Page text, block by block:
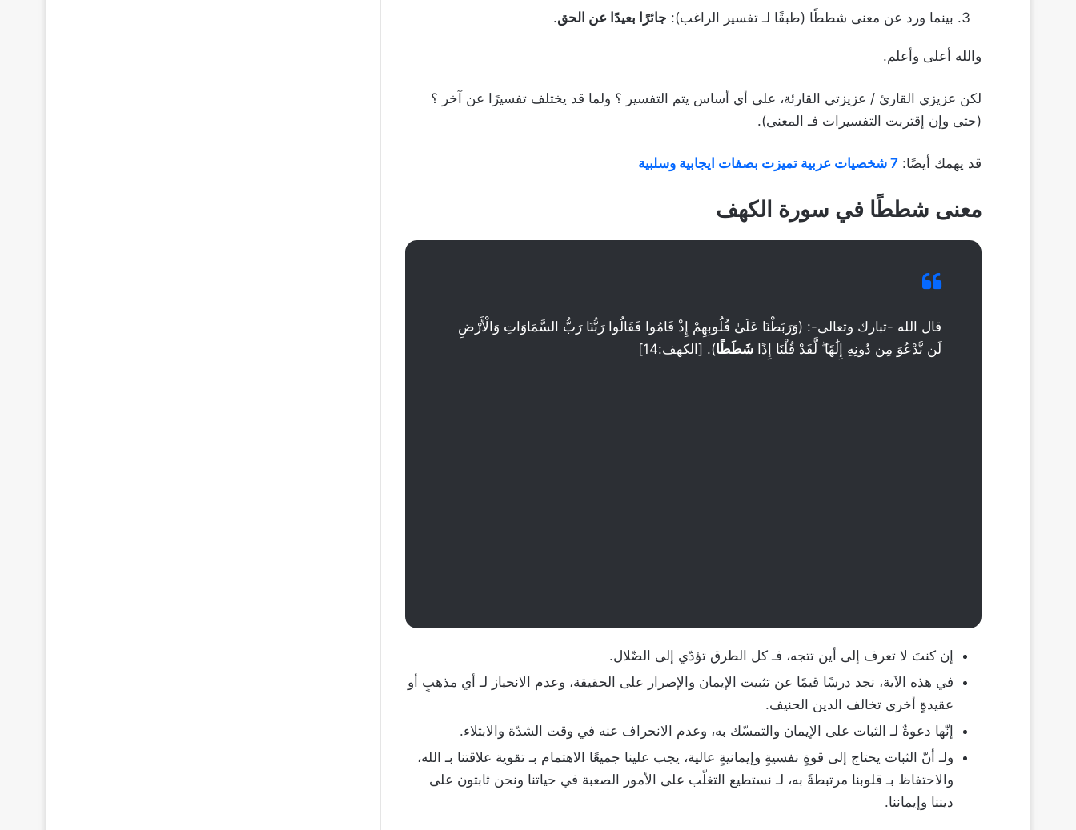
بينما ورد عن معنى شططًا (طبقًا لـ تفسير الراغب): جائرًا بعيدًا عن الحق.
والله أعلى وأعلم.
لكن عزيزي القارئ / عزيزتي القارئة، على أي أساس يتم التفسير ؟ ولما قد يختلف تفسيرًا عن آخر ؟
(حتى وإن إقتربت التفسيرات فـ المعنى).
قد يهمك أيضًا: 7 شخصيات عربية تميزت بصفات ايجابية وسلبية
معنى شططًا في سورة الكهف
قال الله -تبارك وتعالى-: (وَرَبَطْنَا عَلَىٰ قُلُوبِهِمْ إِذْ قَامُوا فَقَالُوا رَبُّنَا رَبُّ السَّمَاوَاتِ وَالْأَرْضِ
لَن نَّدْعُوَ مِن دُونِهِ إِلَٰهًا ۖ لَّقَدْ قُلْنَا إِذًا شَطَطًا). [الكهف:14]
إن كنتَ لا تعرف إلى أين تتجه، فـ كل الطرق تؤدّي إلى الضّلال.
في هذه الآية، نجد درسًا قيمًا عن تثبيت الإيمان والإصرار على الحقيقة، وعدم الانحياز لـ أي مذهبٍ أو
عقيدةٍ أخرى تخالف الدين الحنيف.
إنّها دعوةٌ لـ الثبات على الإيمان والتمسّك به، وعدم الانحراف عنه في وقت الشدّة والابتلاء.
ولـ أنّ الثبات يحتاج إلى قوةٍ نفسيةٍ وإيمانيةٍ عالية، يجب علينا جميعًا الاهتمام بـ تقوية علاقتنا بـ الله،
والاحتفاظ بـ قلوبنا مرتبطةً به، لـ نستطيع التغلّب على الأمور الصعبة في حياتنا ونحن ثابتون على
ديننا وإيماننا.